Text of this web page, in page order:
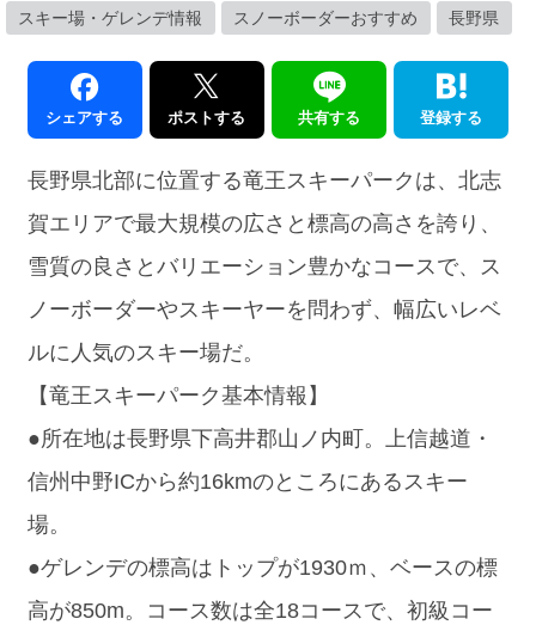
スキー場・ゲレンデ情報 スノーボーダーおすすめ 長野県
シェアする ポストする 共有する 登録する
長野県北部に位置する竜王スキーパークは、北志
賀エリアで最大規模の広さと標高の高さを誇り、
雪質の良さとバリエーション豊かなコースで、ス
ノーボーダーやスキーヤーを問わず、幅広いレベ
ルに人気のスキー場だ。
【竜王スキーパーク基本情報】
●所在地は長野県下高井郡山ノ内町。上信越道・
信州中野ICから約16kmのところにあるスキー
場。
●ゲレンデの標高はトップが1930ｍ、ベースの標
高が850m。コース数は全18コースで、初級コー